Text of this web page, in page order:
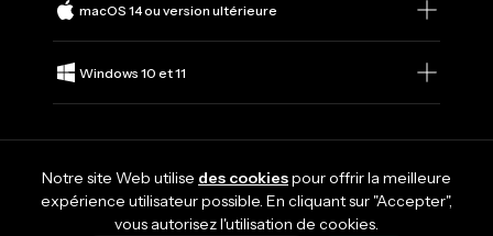
macOS 14 ou version ultérieure
Windows 10 et 11
Notre site Web utilise des cookiespour offrir la meilleure
expérience utilisateur possible. En cliquant sur "Accepter",
vous autorisez l'utilisation de cookies.